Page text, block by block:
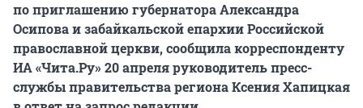
по приглашению губернатора Александра
Осипова и забайкальской епархии Российской
православной церкви, сообщила корреспонденту
ИА «Чита.Ру» 20 апреля руководитель пресс-
службы правительства региона Ксения Хапицкая